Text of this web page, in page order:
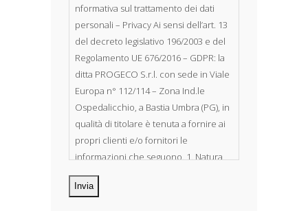
nformativa sul trattamento dei dati
personali – Privacy Ai sensi dell’art. 13
del decreto legislativo 196/2003 e del
Regolamento UE 676/2016 – GDPR: la
ditta PROGECO S.r.l. con sede in Viale
Europa n° 112/114 – Zona Ind.le
Ospedalicchio, a Bastia Umbra (PG), in
qualità di titolare è tenuta a fornire ai
propri clienti e/o fornitori le
informazioni che seguono. 1. Natura
dei dati personali Costituiscono
oggetto di trattamento i Suoi dati